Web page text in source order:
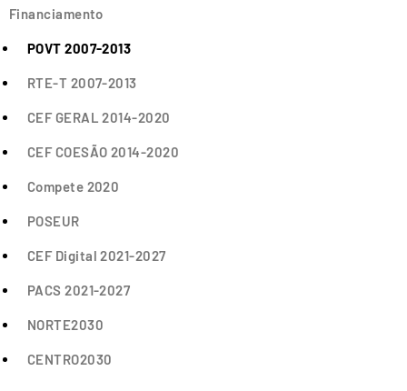
Financiamento
POVT 2007-2013
RTE-T 2007-2013
CEF GERAL 2014-2020
CEF COESÃO 2014-2020
Compete 2020
POSEUR
CEF Digital 2021-2027
PACS 2021-2027
NORTE2030
CENTRO2030